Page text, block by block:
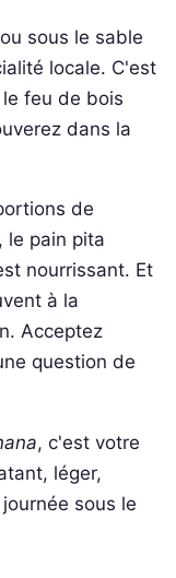
sous le sable
locale. C'est
feu de bois
dans la
de
le pain pita
nourrissant. Et
à la
Acceptez
question de
, c'est votre
léger,
sous le